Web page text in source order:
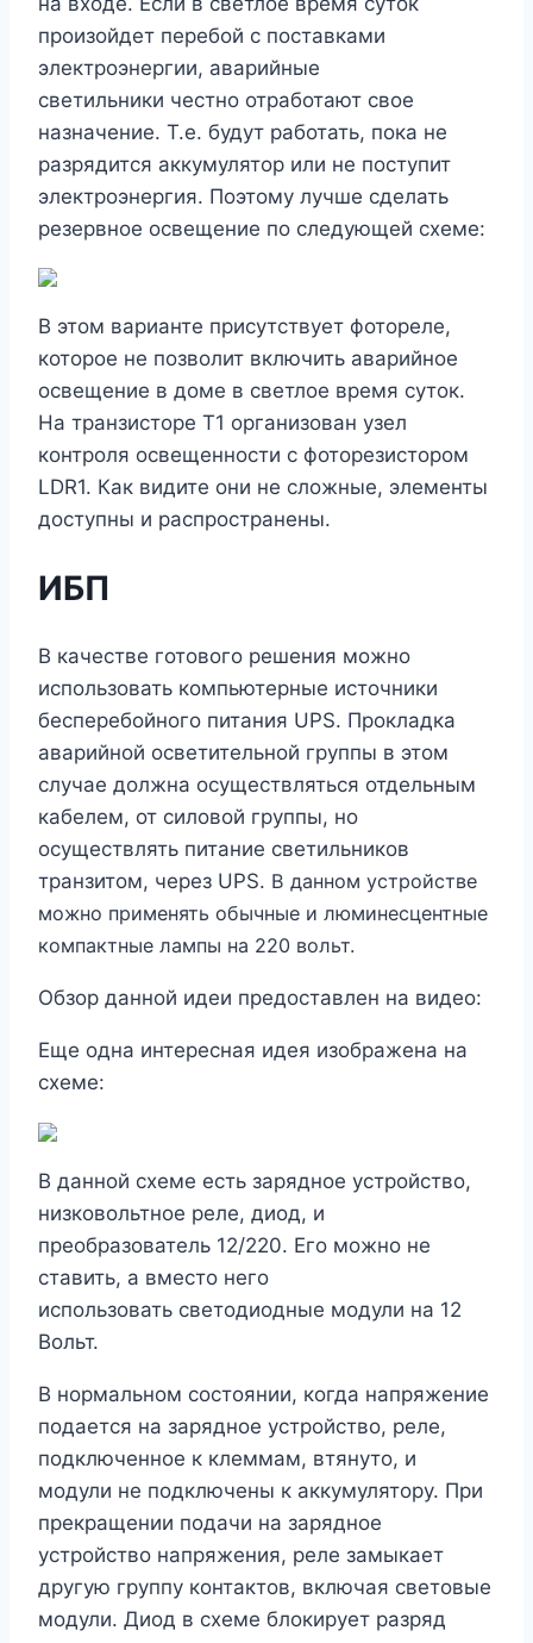
произойдет перебой с поставками
электроэнергии, аварийные
светильники честно отработают свое
назначение. Т.е. будут работать, пока не
разрядится аккумулятор или не поступит
электроэнергия. Поэтому лучше сделать
резервное освещение по следующей схеме:
В этом варианте присутствует фотореле,
которое не позволит включить аварийное
освещение в доме в светлое время суток.
На транзисторе Т1 организован узел
контроля освещенности с фоторезистором
LDR1. Как видите они не сложные, элементы
доступны и распространены.
ИБП
В качестве готового решения можно
использовать компьютерные источники
бесперебойного питания UPS. Прокладка
аварийной осветительной группы в этом
случае должна осуществляться отдельным
кабелем, от силовой группы, но
осуществлять питание светильников
транзитом, через UPS. В данном устройстве
можно применять обычные и люминесцентные
компактные лампы на 220 вольт.
Обзор данной идеи предоставлен на видео:
Еще одна интересная идея изображена на
схеме:
В данной схеме есть зарядное устройство,
низковольтное реле, диод, и
преобразователь 12/220. Его можно не
ставить, а вместо него
использовать светодиодные модули на 12
Вольт.
В нормальном состоянии, когда напряжение
подается на зарядное устройство, реле,
подключенное к клеммам, втянуто, и
модули не подключены к аккумулятору. При
прекращении подачи на зарядное
устройство напряжения, реле замыкает
другую группу контактов, включая световые
модули. Диод в схеме блокирует разряд